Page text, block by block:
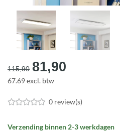
115,90 Oorspronkelijke
prijs
€115,90.
81,90
€81,90.
67.69 excl. btw
0 review(s)
Verzending binnen 2-3 werkdagen